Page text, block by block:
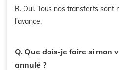
R. Oui. Tous nos transferts sont
l'avance.
Q. Que dois-je faire si mon
annulé ?